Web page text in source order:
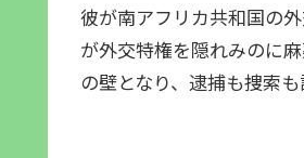
彼が南アフリカ共和国の
が外交特権を隠れみのに
の壁となり、逮捕も捜索